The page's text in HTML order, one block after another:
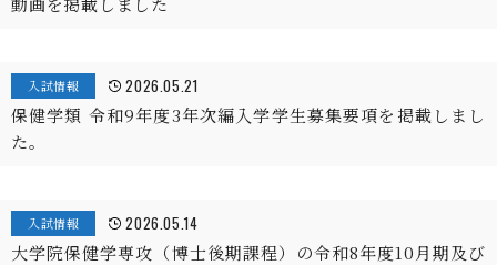
入試情報 2026.05.21
保健学類 令和9年度3年次編入学学生募集要項を掲載しまし
た。
入試情報 2026.05.14
大学院保健学専攻（博士後期課程）の令和8年度10月期及び